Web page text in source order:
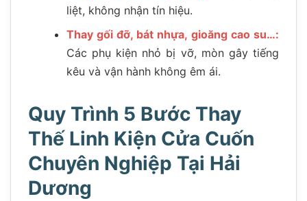
liệt, không nhận tín hiệu.
Thay gối đỡ, bát nhựa, gioăng cao su…:
Các phụ kiện nhỏ bị vỡ, mòn gây tiếng
kêu và vận hành không êm ái.
Quy Trình 5 Bước Thay
Thế Linh Kiện Cửa Cuốn
Chuyên Nghiệp Tại Hải
Dương